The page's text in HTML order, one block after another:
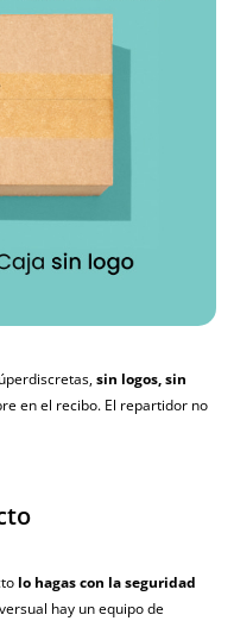
sin logos, sin
en el recibo. El repartidor no
lo hagas con la seguridad
hay un equipo de